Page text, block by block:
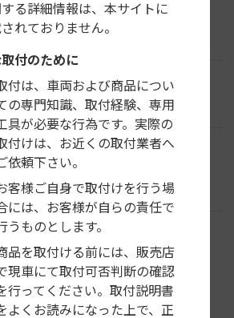
る詳細情報は、本サイトに
れておりません。
付のために
付は、車両および商品につい
の専門知識、取付経験、専用
具が必要な行為です。実際の
付けは、お近くの取付業者へ
依頼下さい。
客様ご自身で取付けを行う場
には、お客様が自らの責任で
うものとします。
品を取付ける前には、販売店
現車にて取付可否判断の確認
行ってください。取付説明書
よくお読みになった上で、正